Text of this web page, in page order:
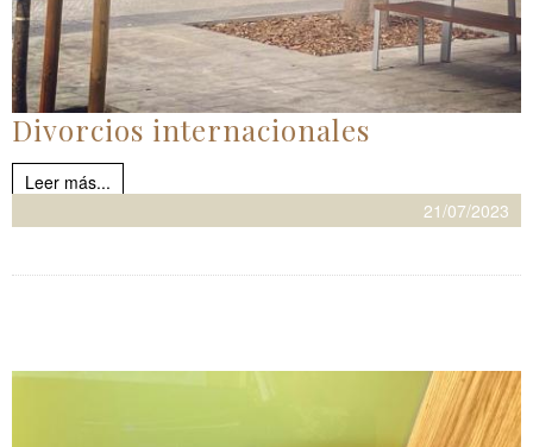
Divorcios internacionales
Leer más...
21/07/2023